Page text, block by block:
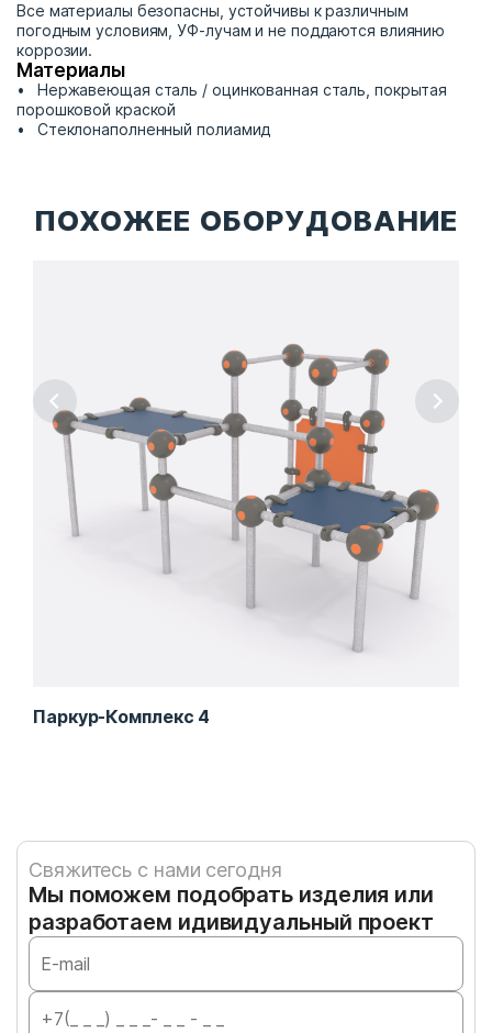
Все материалы безопасны, устойчивы к различным
погодным условиям, УФ-лучам и не поддаются влиянию
коррозии.
Материалы
Нержавеющая сталь / оцинкованная сталь, покрытая
порошковой краской
Стеклонаполненный полиамид
ПОХОЖЕЕ ОБОРУДОВАНИЕ
Паркур-Комплекс 4
Свяжитесь с нами сегодня
Мы поможем подобрать изделия или
разработаем идивидуальный проект